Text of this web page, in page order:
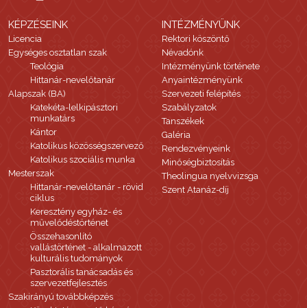
KÉPZÉSEINK
Licencia
Egységes osztatlan szak
Teológia
Hittanár-nevelőtanár
Alapszak (BA)
Katekéta-lelkipásztori
munkatárs
Kántor
Katolikus közösségszervező
Katolikus szociális munka
Mesterszak
Hittanár-nevelőtanár - rövid
ciklus
Keresztény egyház- és
művelődéstörténet
Összehasonlító
vallástörténet - alkalmazott
kulturális tudományok
Pasztorális tanácsadás és
szervezetfejlesztés
Szakirányú továbbképzés
INTÉZMÉNYÜNK
Rektori köszöntő
Névadónk
Intézményünk története
Anyaintézményünk
Szervezeti felépítés
Szabályzatok
Tanszékek
Galéria
Rendezvényeink
Minőségbiztosítás
Theolingua nyelvvizsga
Szent Atanáz-díj